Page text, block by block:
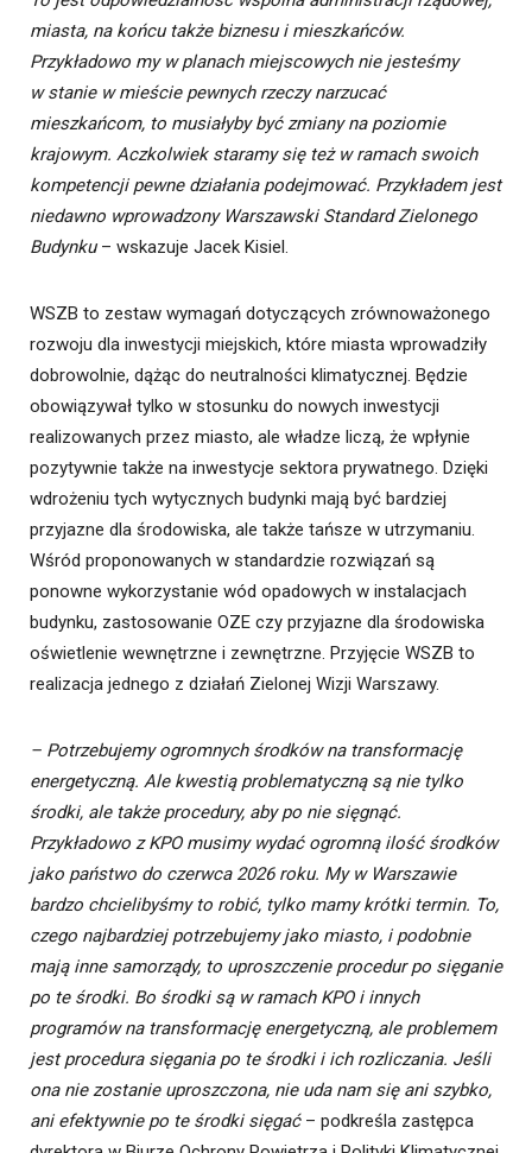
miasta, na końcu także biznesu i mieszkańców.
Przykładowo my w planach miejscowych nie jesteśmy
w stanie w mieście pewnych rzeczy narzucać
mieszkańcom, to musiałyby być zmiany na poziomie
krajowym. Aczkolwiek staramy się też w ramach swoich
kompetencji pewne działania podejmować. Przykładem jest
niedawno wprowadzony Warszawski Standard Zielonego
Budynku– wskazuje Jacek Kisiel.
WSZB to zestaw wymagań dotyczących zrównoważonego
rozwoju dla inwestycji miejskich, które miasta wprowadziły
dobrowolnie, dążąc do neutralności klimatycznej. Będzie
obowiązywał tylko w stosunku do nowych inwestycji
realizowanych przez miasto, ale władze liczą, że wpłynie
pozytywnie także na inwestycje sektora prywatnego. Dzięki
wdrożeniu tych wytycznych budynki mają być bardziej
przyjazne dla środowiska, ale także tańsze w utrzymaniu.
Wśród proponowanych w standardzie rozwiązań są
ponowne wykorzystanie wód opadowych w instalacjach
budynku, zastosowanie OZE czy przyjazne dla środowiska
oświetlenie wewnętrzne i zewnętrzne. Przyjęcie WSZB to
realizacja jednego z działań Zielonej Wizji Warszawy.
– Potrzebujemy ogromnych środków na transformację
energetyczną. Ale kwestią problematyczną są nie tylko
środki, ale także procedury, aby po nie sięgnąć.
Przykładowo z KPO musimy wydać ogromną ilość środków
jako państwo do czerwca 2026 roku. My w Warszawie
bardzo chcielibyśmy to robić, tylko mamy krótki termin. To,
czego najbardziej potrzebujemy jako miasto, i podobnie
mają inne samorządy, to uproszczenie procedur po sięganie
po te środki. Bo środki są w ramach KPO i innych
programów na transformację energetyczną, ale problemem
jest procedura sięgania po te środki i ich rozliczania. Jeśli
ona nie zostanie uproszczona, nie uda nam się ani szybko,
ani efektywnie po te środki sięgać – podkreśla zastępca